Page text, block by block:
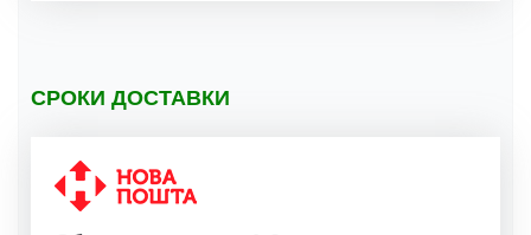
СРОКИ ДОСТАВКИ